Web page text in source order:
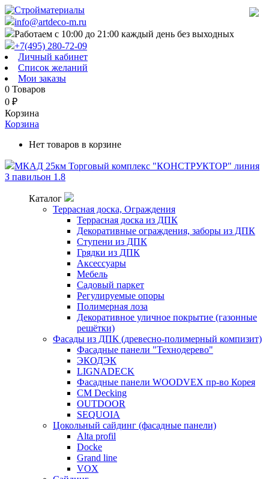
info@artdeco-m.ru
Работаем с 10:00 до 21:00 каждый день без выходных
+7(495) 280-72-09
Личный кабинет
Список желаний
Мои заказы
0 Товаров
0 ₽
Корзина
Корзина
Нет товаров в корзине
МКАД 25км Торговый комплекс "КОНСТРУКТОР" линия
З павильон 1.8
Каталог
Террасная доска, Ограждения
Террасная доска из ДПК
Декоративные ограждения, заборы из ДПК
Ступени из ДПК
Грядки из ДПК
Аксессуары
Мебель
Садовый паркет
Регулируемые опоры
Полимерная лоза
Декоративное уличное покрытие (газонные
решётки)
Фасады из ДПК (древесно-полимерный компизит)
Фасадные панели "Технодерево"
ЭКОДЭК
LIGNADECK
Фасадные панели WOODVEX пр-во Корея
CM Decking
OUTDOOR
SEQUOIA
Цокольный сайдинг (фасадные панели)
Alta profil
Docke
Grand line
VOX